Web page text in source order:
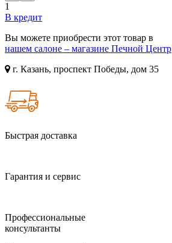
1
В кредит
Вы можете приобрести этот товар в
нашем салоне – магазине Печной Центр
г. Казань, проспект Победы, дом 35
Быстрая доставка
Гарантия и сервис
Профессиональные
консультанты